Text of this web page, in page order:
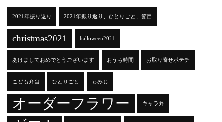
2021年振り返り 2021年振り返り、ひとりごと、節目
christmas2021 halloween2021
あけましておめでとうございます おうち時間 お取り寄せポテチ
こども弁当 ひとりごと もみじ
オーダーフラワー キャラ弁